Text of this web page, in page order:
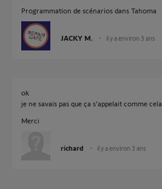
Programmation de scénarios dans Tahoma
JACKY M. il y a environ 3 ans
ok
je ne savais pas que ça s'appelait comme cela.
Merci
richard il y a environ 3 ans